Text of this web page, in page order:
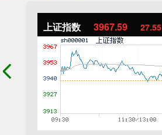
上证指数 3967.59 27.55